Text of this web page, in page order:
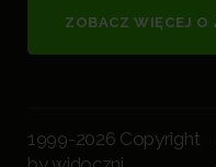
ZOBACZ WIĘCEJ O
1999-2026 Copyright